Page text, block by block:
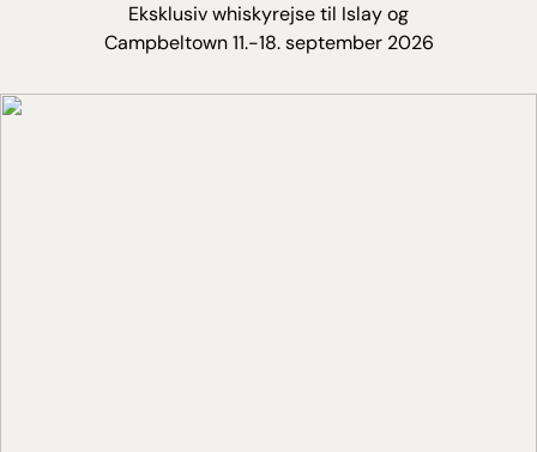
Eksklusiv whiskyrejse til Islay og
Campbeltown 11.-18. september 2026